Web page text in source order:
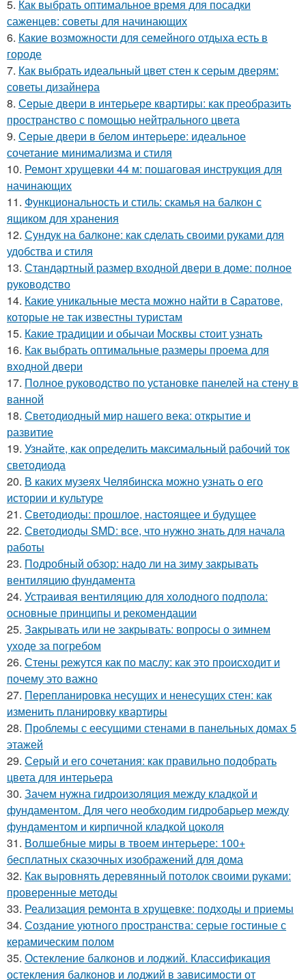
5. Как выбрать оптимальное время для посадки
саженцев: советы для начинающих
6. Какие возможности для семейного отдыха есть в
городе
7. Как выбрать идеальный цвет стен к серым дверям:
советы дизайнера
8. Серые двери в интерьере квартиры: как преобразить
пространство с помощью нейтрального цвета
9. Серые двери в белом интерьере: идеальное
сочетание минимализма и стиля
10. Ремонт хрущевки 44 м: пошаговая инструкция для
начинающих
11. Функциональность и стиль: скамья на балкон с
ящиком для хранения
12. Сундук на балконе: как сделать своими руками для
удобства и стиля
13. Стандартный размер входной двери в доме: полное
руководство
14. Какие уникальные места можно найти в Саратове,
которые не так известны туристам
15. Какие традиции и обычаи Москвы стоит узнать
16. Как выбрать оптимальные размеры проема для
входной двери
17. Полное руководство по установке панелей на стену в
ванной
18. Светодиодный мир нашего века: открытие и
развитие
19. Узнайте, как определить максимальный рабочий ток
светодиода
20. В каких музеях Челябинска можно узнать о его
истории и культуре
21. Светодиоды: прошлое, настоящее и будущее
22. Светодиоды SMD: все, что нужно знать для начала
работы
23. Подробный обзор: надо ли на зиму закрывать
вентиляцию фундамента
24. Устраивая вентиляцию для холодного подпола:
основные принципы и рекомендации
25. Закрывать или не закрывать: вопросы о зимнем
уходе за погребом
26. Стены режутся как по маслу: как это происходит и
почему это важно
27. Перепланировка несущих и ненесущих стен: как
изменить планировку квартиры
28. Проблемы с еесущими стенами в панельных домах 5
этажей
29. Серый и его сочетания: как правильно подобрать
цвета для интерьера
30. Зачем нужна гидроизоляция между кладкой и
фундаментом. Для чего необходим гидробарьер между
фундаментом и кирпичной кладкой цоколя
31. Волшебные миры в твоем интерьере: 100+
бесплатных сказочных изображений для дома
32. Как выровнять деревянный потолок своими руками:
проверенные методы
33. Реализация ремонта в хрущевке: подходы и приемы
34. Создание уютного пространства: серые гостиные с
керамическим полом
35. Остекление балконов и лоджий. Классификация
остекления балконов и лоджий в зависимости от